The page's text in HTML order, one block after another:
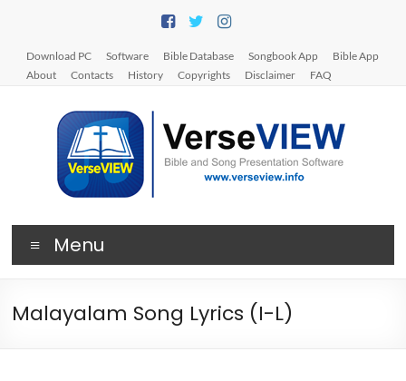
Download PC Software Bible Database Songbook App
Bible App
About
Contacts History Copyrights Disclaimer FAQ
V
e
r
s
Menu
Malayalam Song Lyrics (I-L)